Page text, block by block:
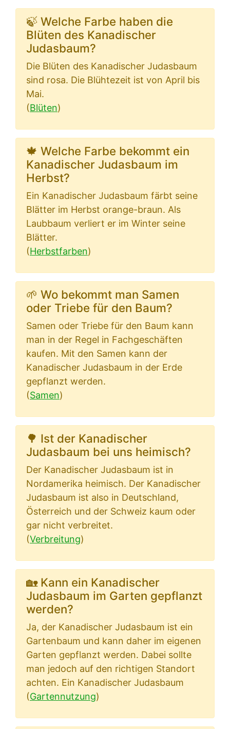
🍃 Welche Farbe haben die
Blüten des Kanadischer
Judasbaum?
Die Blüten des Kanadischer Judasbaum
sind rosa. Die Blühtezeit ist von April bis
Mai.
(Blüten)
🍁 Welche Farbe bekommt ein
Kanadischer Judasbaum im
Herbst?
Ein Kanadischer Judasbaum färbt seine
Blätter im Herbst orange-braun. Als
Laubbaum verliert er im Winter seine
Blätter.
(Herbstfarben)
🌱 Wo bekommt man Samen
oder Triebe für den Baum?
Samen oder Triebe für den Baum kann
man in der Regel in Fachgeschäften
kaufen. Mit den Samen kann der
Kanadischer Judasbaum in der Erde
gepflanzt werden.
(Samen)
🌳 Ist der Kanadischer
Judasbaum bei uns heimisch?
Der Kanadischer Judasbaum ist in
Nordamerika heimisch. Der Kanadischer
Judasbaum ist also in Deutschland,
Österreich und der Schweiz kaum oder
gar nicht verbreitet.
(Verbreitung)
🏡 Kann ein Kanadischer
Judasbaum im Garten gepflanzt
werden?
Ja, der Kanadischer Judasbaum ist ein
Gartenbaum und kann daher im eigenen
Garten gepflanzt werden. Dabei sollte
man jedoch auf den richtigen Standort
achten. Ein Kanadischer Judasbaum
(Gartennutzung)